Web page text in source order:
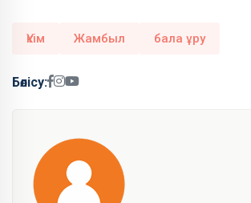
Үкім Жамбыл бала ұру
Бөлісу: